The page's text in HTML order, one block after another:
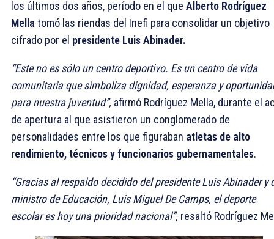
los últimos dos años, período en el que Alberto Rodríguez
Mella tomó las riendas del Inefi para consolidar un objetivo
cifrado por el presidente Luis Abinader.
“Este no es sólo un centro deportivo. Es un centro de vida
comunitaria que simboliza dignidad, esperanza y
para nuestra juventud”, afirmó Rodríguez Mella, durante el
de apertura al que asistieron un conglomerado de
personalidades entre los que figuraban atletas de alto
rendimiento, técnicos y funcionarios gubernamentales.
“Gracias al respaldo decidido del presidente Luis Abinader y
ministro de Educación, Luis Miguel De Camps, el deporte
escolar es hoy una prioridad nacional”, resaltó Rodríguez